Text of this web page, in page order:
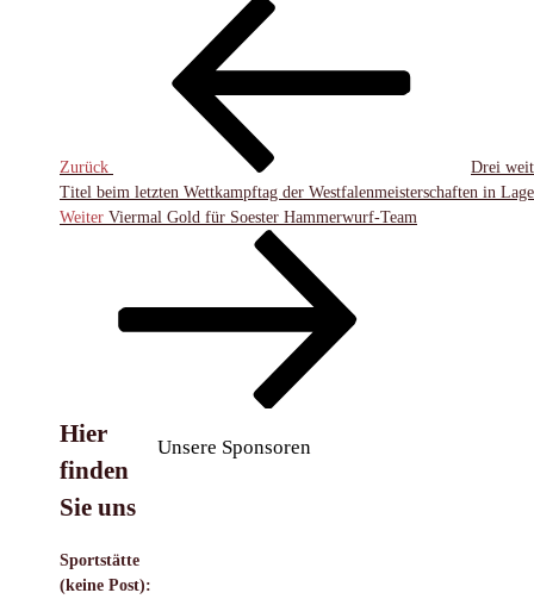
Beitragsnavigation
Zurück
Drei
Titel beim letzten Wettkampftag der Westfalenmeisterschaften in Lage
Nächster
Weiter Viermal Gold für Soester Hammerwurf-Team
Unsere Sponsoren
Hier
finden
Sie uns
Sportstätte
(keine Post):